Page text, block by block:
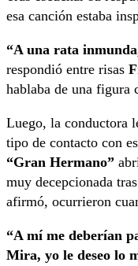
esa canción estaba
“A una rata
respondió entre risas
hablaba de una figura
Luego, la conductora
tipo de contacto con
“Gran Hermano”
muy decepcionada
afirmó, ocurrieron
“A mí me deberían
Mira, yo le deseo lo